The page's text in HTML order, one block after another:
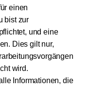
einen
bist zur
und eine
Dies gilt nur,
wird.
Informationen, die